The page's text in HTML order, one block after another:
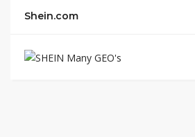
Shein.com